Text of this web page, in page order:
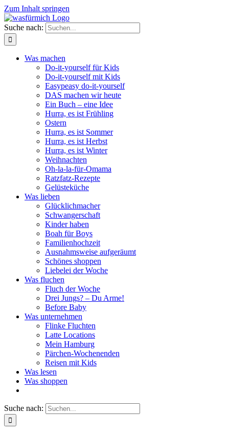
Zum Inhalt springen
Suche nach:
Was machen
Do-it-yourself für Kids
Do-it-yourself mit Kids
Easypeasy do-it-yourself
DAS machen wir heute
Ein Buch – eine Idee
Hurra, es ist Frühling
Ostern
Hurra, es ist Sommer
Hurra, es ist Herbst
Hurra, es ist Winter
Weihnachten
Oh-la-la-für-Omama
Ratzfatz-Rezepte
Gelüsteküche
Was lieben
Glücklichmacher
Schwangerschaft
Kinder haben
Boah für Boys
Familienhochzeit
Ausnahmsweise aufgeräumt
Schönes shoppen
Liebelei der Woche
Was fluchen
Fluch der Woche
Drei Jungs? – Du Arme!
Before Baby
Was unternehmen
Flinke Fluchten
Latte Locations
Mein Hamburg
Pärchen-Wochenenden
Reisen mit Kids
Was lesen
Was shoppen
Suche nach: